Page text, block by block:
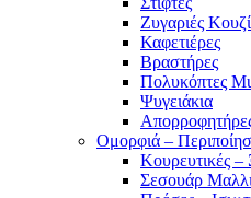
Ζυγαριές
Καφετιέρες
Βραστήρες
Πολυκόπτες
Ψυγειάκια
Ομορφιά –
Κουρευτικές –
Σεσουάρ